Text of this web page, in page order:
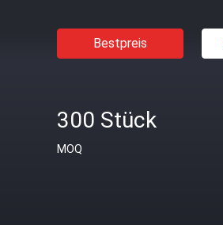
Bestpreis
300 Stück
MOQ